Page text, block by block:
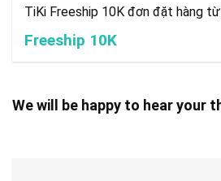
TiKi Freeship 10K đơn đặt hàng
Freeship 10K
We will be happy to hear your